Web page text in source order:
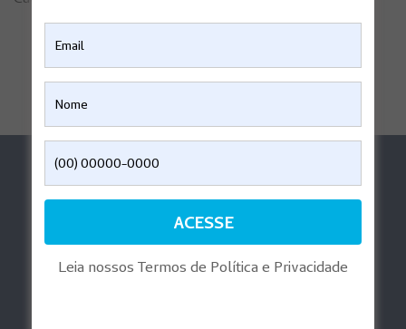
Ajuda
Perguntas Frequentes
Regulatórias
Reembolso Digital
Playlist Gravidez
Leia nossos Termos de Política e Privacidade